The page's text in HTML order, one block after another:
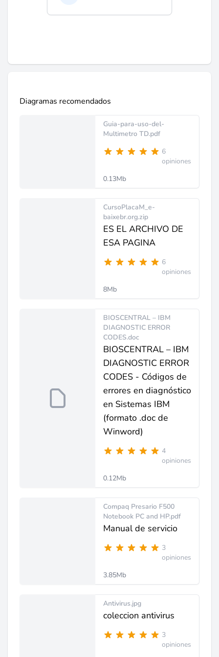
Diagramas recomendados
Guia-para-uso-del-
Multimetro TD.pdf
6
opiniones
0.13Mb
CursoPlacaM_e-
baixebr.org.zip
ES EL ARCHIVO DE
ESA PAGINA
6
opiniones
8Mb
BIOSCENTRAL – IBM
DIAGNOSTIC ERROR
CODES.doc
BIOSCENTRAL – IBM
DIAGNOSTIC ERROR
CODES - Códigos de
errores en diagnóstico
en Sistemas IBM
(formato .doc de
Winword)
4
opiniones
0.12Mb
Compaq Presario F500
Notebook PC and HP.pdf
Manual de servicio
3
opiniones
3.85Mb
Antivirus.jpg
coleccion antivirus
3
opiniones